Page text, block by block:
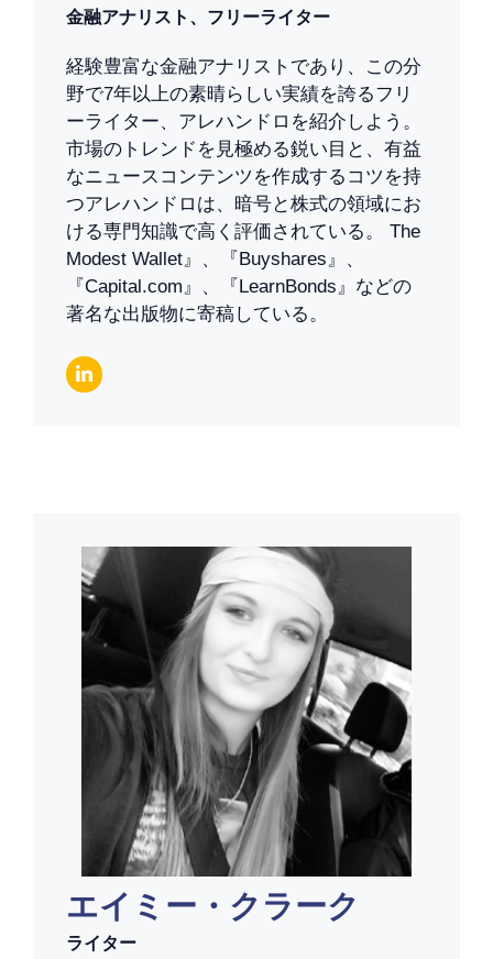
金融アナリスト、フリーライター
経験豊富な金融アナリストであり、この分
野で7年以上の素晴らしい実績を誇るフリ
ーライター、アレハンドロを紹介しよう。
市場のトレンドを見極める鋭い目と、有益
なニュースコンテンツを作成するコツを持
つアレハンドロは、暗号と株式の領域にお
ける専門知識で高く評価されている。 The
Modest Wallet』、『Buyshares』、
『Capital.com』、『LearnBonds』などの
著名な出版物に寄稿している。
エイミー・クラーク
ライター